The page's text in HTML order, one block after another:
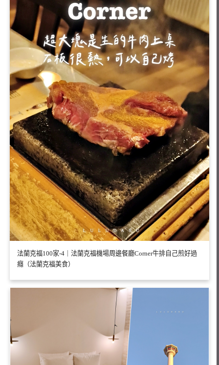
法蘭克福100家-4｜法蘭克福機場周邊餐廳Corner牛排自己煎好過
癮（法蘭克福美食）